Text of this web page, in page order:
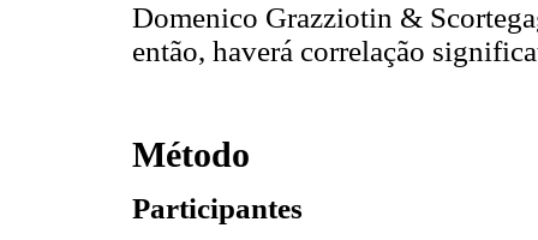
Domenico Grazziotin &
então, haverá correlação
Método
Participantes